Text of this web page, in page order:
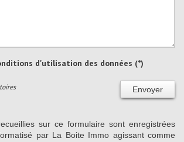
d'utilisation des données (*)
Envoyer
sur ce formulaire sont enregistrées
par La Boite Immo agissant comme